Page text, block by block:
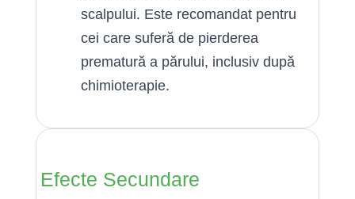
scalpului. Este recomandat pentru
cei care suferă de pierderea
prematură a părului, inclusiv după
chimioterapie.
Efecte Secundare